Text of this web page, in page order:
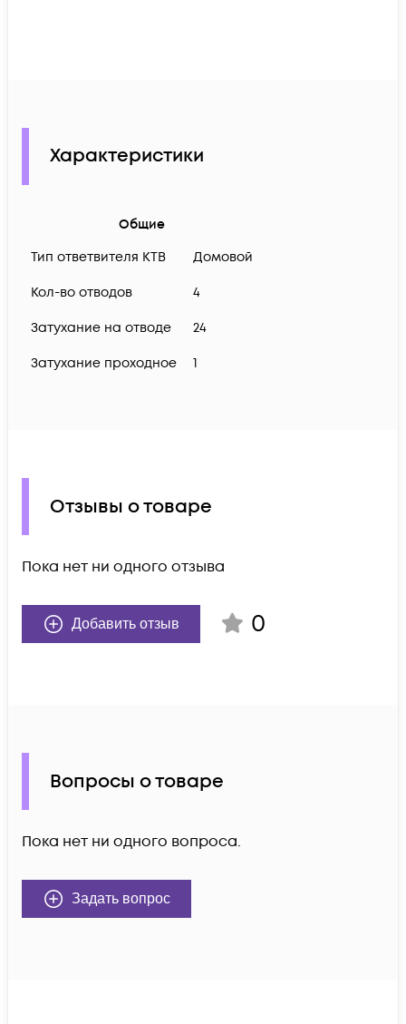
Характеристики
Общие
Тип ответвителя КТВ
Домовой
Кол-во отводов 4
Затухание на отводе 24
Затухание проходное 1
Отзывы о товаре
Пока нет ни одного отзыва
Добавить отзыв 0
Вопросы о товаре
Пока нет ни одного вопроса.
Задать вопрос